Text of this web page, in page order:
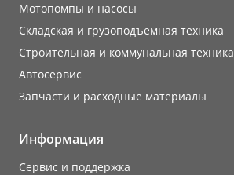
Мотопомпы и насосы
Складская и грузоподъемная техника
Строительная и коммунальная техника
Автосервис
Запчасти и расходные материалы
Информация
Сервис и поддержка